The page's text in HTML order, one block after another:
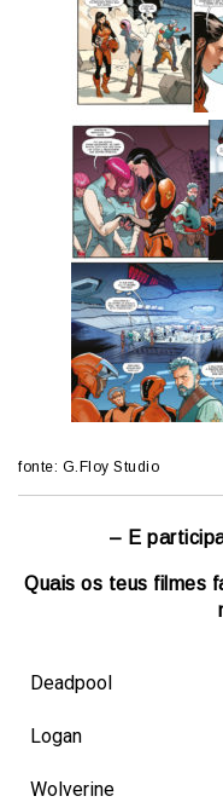
fonte: G.Floy Studio
– E
Quais os teus filmes
Deadpool
Logan
Wolverine